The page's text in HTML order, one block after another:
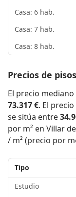
Casa: 6 hab.
Casa: 7 hab.
Casa: 8 hab.
Precios de pisos
El precio
73.317 €. El
se sitúa entre
por m² en Villar
/ m² (precio por
Tipo
Estudio